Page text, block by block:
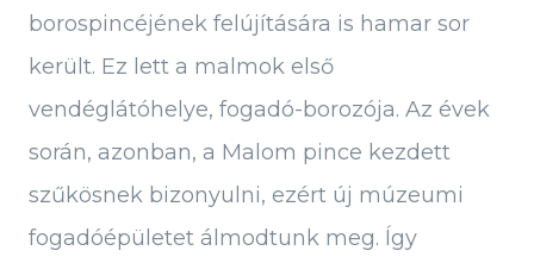
borospincéjének felújítására is hamar sor
került. Ez lett a malmok első
vendéglátóhelye, fogadó-borozója. Az évek
során, azonban, a Malom pince kezdett
szűkösnek bizonyulni, ezért új múzeumi
fogadóépületet álmodtunk meg. Így